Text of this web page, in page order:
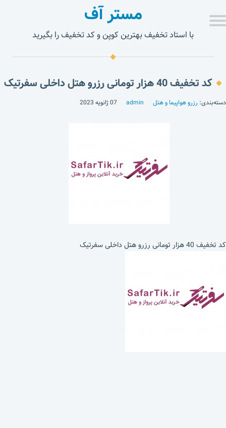
مستر آف
با استاد تخفیف بهترین کوپن و کد تخفیف را بگیرید
کد تخفیف 40 هزار تومانی رزرو هتل داخلی سفرتیک
دسته‌بندی: رزرو هواپیما و هتل admin 07 ژانویه 2023
کد تخفیف 40 هزار تومانی رزرو هتل داخلی سفرتیک